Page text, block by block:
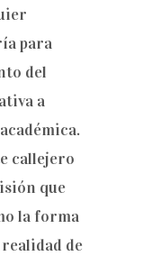
para
del
a
callejero
que
la forma
de